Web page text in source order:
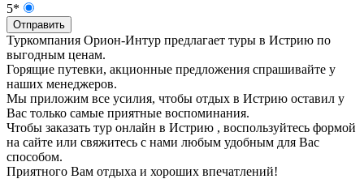
5*
Отправить
Туркомпания Орион-Интур предлагает туры в Истрию по
выгодным ценам.
Горящие путевки, акционные предложения спрашивайте у
наших менеджеров.
Мы приложим все усилия, чтобы отдых в Истрию оставил у
Вас только самые приятные воспоминания.
Чтобы заказать тур онлайн в Истрию , воспользуйтесь формой
на сайте или свяжитесь с нами любым удобным для Вас
способом.
Приятного Вам отдыха и хороших впечатлений!